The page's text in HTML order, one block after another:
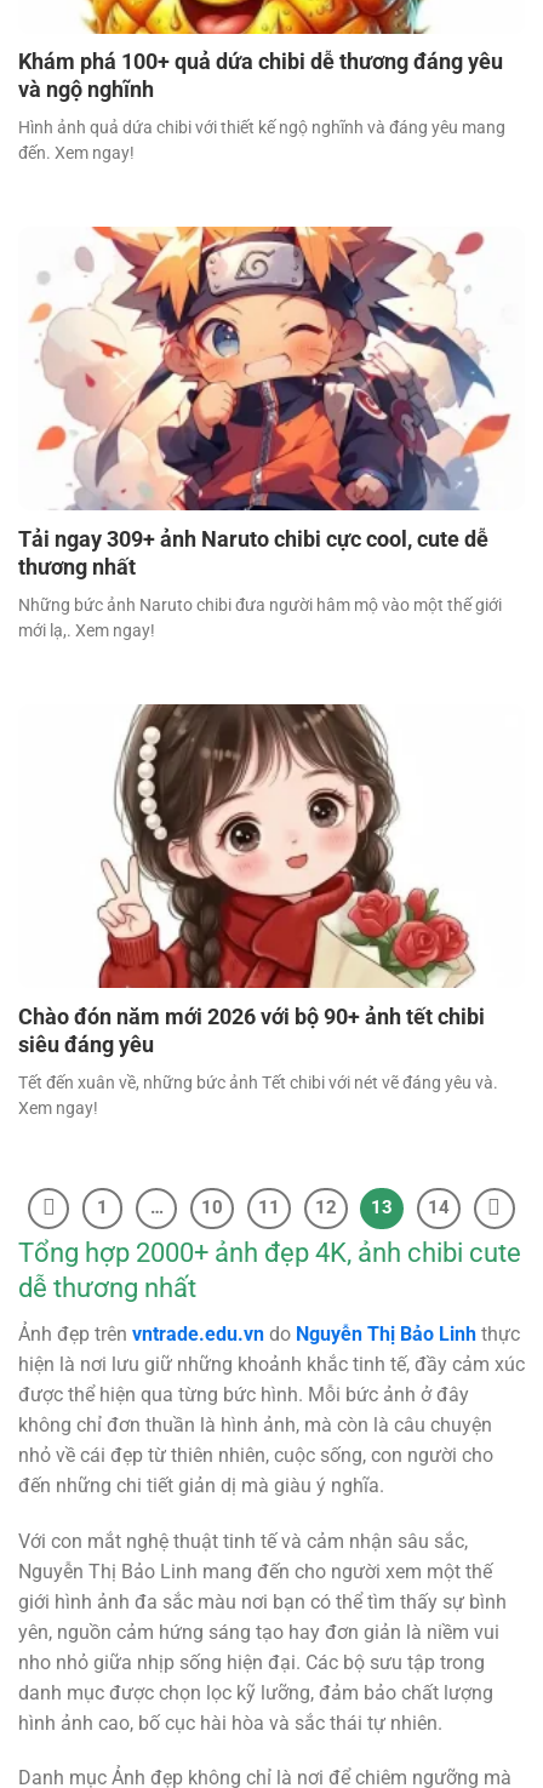
Khám phá 100+ quả dứa chibi dễ thương đáng yêu
và ngộ nghĩnh
Hình ảnh quả dứa chibi với thiết kế ngộ nghĩnh và đáng yêu mang
đến. Xem ngay!
Tải ngay 309+ ảnh Naruto chibi cực cool, cute dễ
thương nhất
Những bức ảnh Naruto chibi đưa người hâm mộ vào một thế giới
mới lạ,. Xem ngay!
Chào đón năm mới 2026 với bộ 90+ ảnh tết chibi
siêu đáng yêu
Tết đến xuân về, những bức ảnh Tết chibi với nét vẽ đáng yêu và.
Xem ngay!
1 … 10 11 12 13 14
Tổng hợp 2000+ ảnh đẹp 4K, ảnh chibi cute
dễ thương nhất
Ảnh đẹp trên vntrade.edu.vn do Nguyễn Thị Bảo Linh thực
hiện là nơi lưu giữ những khoảnh khắc tinh tế, đầy cảm xúc
được thể hiện qua từng bức hình. Mỗi bức ảnh ở đây
không chỉ đơn thuần là hình ảnh, mà còn là câu chuyện
nhỏ về cái đẹp từ thiên nhiên, cuộc sống, con người cho
đến những chi tiết giản dị mà giàu ý nghĩa.
Với con mắt nghệ thuật tinh tế và cảm nhận sâu sắc,
Nguyễn Thị Bảo Linh mang đến cho người xem một thế
giới hình ảnh đa sắc màu nơi bạn có thể tìm thấy sự bình
yên, nguồn cảm hứng sáng tạo hay đơn giản là niềm vui
nho nhỏ giữa nhịp sống hiện đại. Các bộ sưu tập trong
danh mục được chọn lọc kỹ lưỡng, đảm bảo chất lượng
hình ảnh cao, bố cục hài hòa và sắc thái tự nhiên.
Danh mục Ảnh đẹp không chỉ là nơi để chiêm ngưỡng mà